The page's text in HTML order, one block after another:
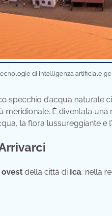
di intelligenza artificiale
specchio d’acqua naturale
È diventata
la flora lussureggiante e
ovest della città di Ica, nella